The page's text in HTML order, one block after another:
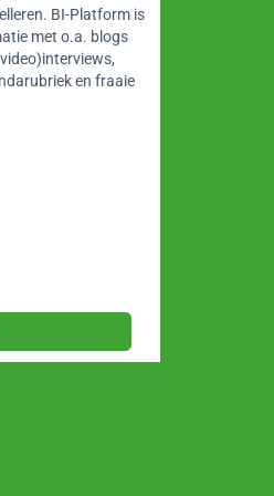
BI-Platform is
met o.a. blogs
en fraaie